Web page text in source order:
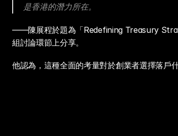
是香港的潛力所在。
——陳展程於題為「Redefining Treasury
組討論環節上分享。
他認為，這種全面的考量對於創業者選擇落戶